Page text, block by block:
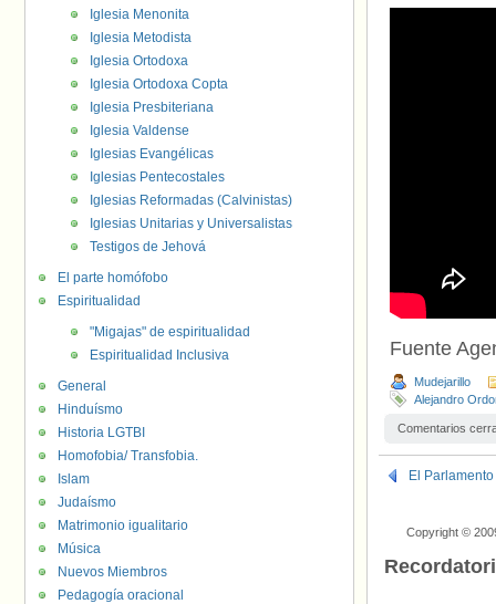
Fuente
Mudejarillo
Alejandro
Comentarios
El
Copyright ©
Iglesia Menonita
Iglesia Metodista
Iglesia Ortodoxa
Iglesia Ortodoxa Copta
Iglesia Presbiteriana
Iglesia Valdense
Iglesias Evangélicas
Iglesias Pentecostales
Iglesias Reformadas (Calvinistas)
Iglesias Unitarias y Universalistas
Testigos de Jehová
El parte homófobo
Espiritualidad
"Migajas" de espiritualidad
Espiritualidad Inclusiva
General
Hinduísmo
Historia LGTBI
Homofobia/ Transfobia.
Islam
Judaísmo
Matrimonio igualitario
Música
Nuevos Miembros
Pedagogía oracional